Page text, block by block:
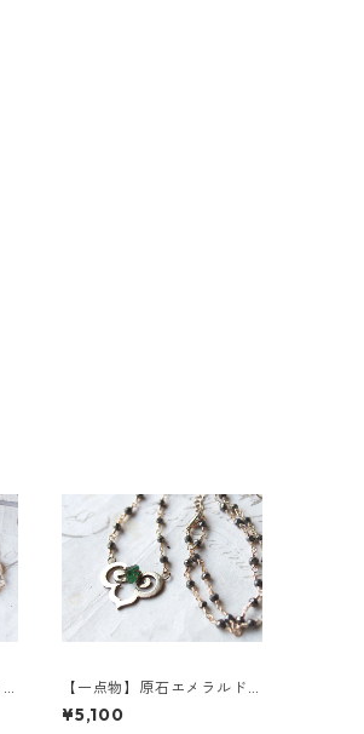
【一点物】原石エメラルド
とパイライトの真鍮モチー
フネックレス
¥5,100